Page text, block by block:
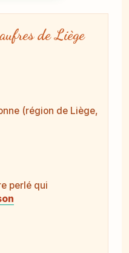
de Liège
(région de Liège,
perlé qui